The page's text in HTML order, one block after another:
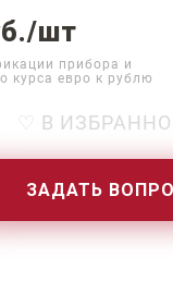
шт
прибора и
курса евро к рублю
♡ В
ЗАДАТЬ